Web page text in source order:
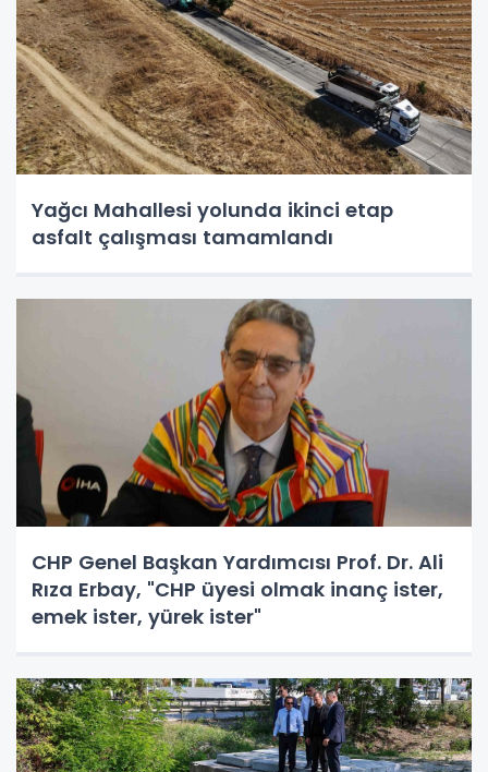
Yağcı Mahallesi yolunda ikinci etap
asfalt çalışması tamamlandı
CHP Genel Başkan Yardımcısı Prof. Dr. Ali
Rıza Erbay, "CHP üyesi olmak inanç ister,
emek ister, yürek ister"